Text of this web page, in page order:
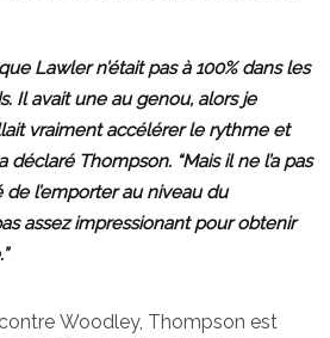
Lawler n’était pas à 100% dans les
Il avait une au genou, alors je
vraiment accélérer le rythme et
déclaré Thompson. “Mais il ne l’a pas
de l’emporter au niveau du
assez impressionant pour obtenir
Woodley, Thompson est